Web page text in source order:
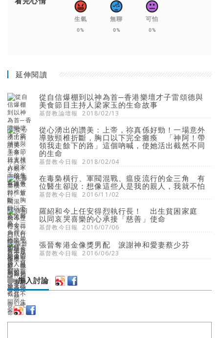
生氣
0%
無聊
0%
可怕
0%
延伸閱讀
從自信爆棚到以神為首─香港樂壇才子雷頌德與
美食節目主持人梁家玉的生命故事
基督教論壇報 2018/02/13
從心湧出的讚美：上帝，祢真係好勁！一場意外
導致頸椎折斷，胸口以下完全癱瘓 「神阿！帶
領我走餘下的路」這個吶喊，使她活出截然不同
的生命
基督教今日報 2018/02/04
在毒梟橫行、軍閥混戰、瘟疫流行的金三角 有
位醫生卻說：想像這些人是我的親人，我就不怕
基督教今日報 2016/11/02
羅紹和今上任安得烈執行長！ 出生貧困家庭
以同哀哭喜樂的心承接「慈善」使命
基督教今日報 2016/07/06
張晉奪港金像獎男配 淚謝神和愛妻蔡少芬
基督教今日報 2016/06/23
加入討論